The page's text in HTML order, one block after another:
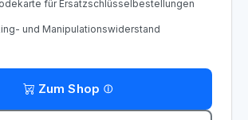
für Ersatzschlüsselbestellungen
und Manipulationswiderstand
Zum Shop